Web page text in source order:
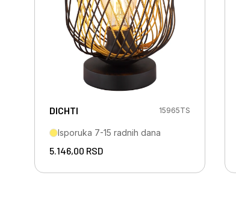
DICHTI 15965TS
Isporuka 7-15 radnih dana
5.146,00 RSD